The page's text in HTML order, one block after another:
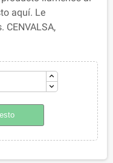
aquí. Le
CENVALSA,